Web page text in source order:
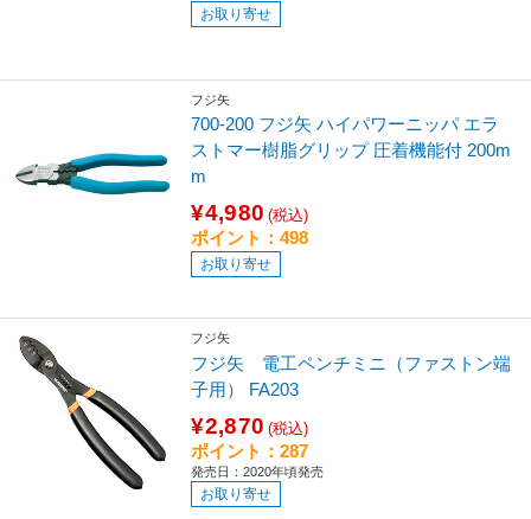
お取り寄せ
フジ矢
700-200 フジ矢 ハイパワーニッパ エラ
ストマー樹脂グリップ 圧着機能付 200m
m
¥4,980 (税込)
ポイント：498
お取り寄せ
フジ矢
フジ矢 電工ペンチミニ（ファストン端
子用） FA203
¥2,870 (税込)
ポイント：287
発売日：2020年頃発売
お取り寄せ